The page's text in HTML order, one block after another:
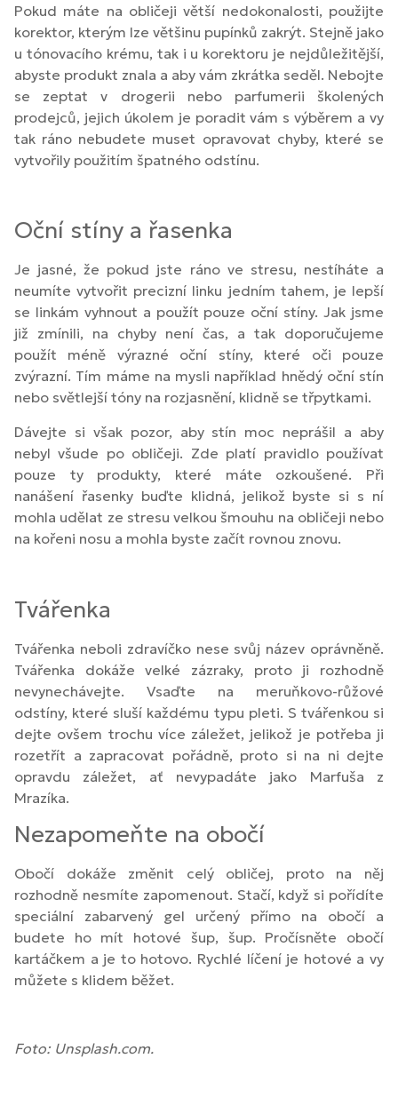
Pokud máte na obličeji větší nedokonalosti, použijte
korektor, kterým lze většinu pupínků zakrýt. Stejně jako
u tónovacího krému, tak i u korektoru je nejdůležitější,
abyste produkt znala a aby vám zkrátka seděl. Nebojte
se zeptat v drogerii nebo parfumerii školených
prodejců, jejich úkolem je poradit vám s výběrem a vy
tak ráno nebudete muset opravovat chyby, které se
vytvořily použitím špatného odstínu.
Oční stíny a řasenka
Je jasné, že pokud jste ráno ve stresu, nestíháte a
neumíte vytvořit precizní linku jedním tahem, je lepší
se linkám vyhnout a použít pouze oční stíny. Jak jsme
již zmínili, na chyby není čas, a tak doporučujeme
použít méně výrazné oční stíny, které oči pouze
zvýrazní. Tím máme na mysli například hnědý oční stín
nebo světlejší tóny na rozjasnění, klidně se třpytkami.
Dávejte si však pozor, aby stín moc neprášil a aby
nebyl všude po obličeji. Zde platí pravidlo používat
pouze ty produkty, které máte ozkoušené. Při
nanášení řasenky buďte klidná, jelikož byste si s ní
mohla udělat ze stresu velkou šmouhu na obličeji nebo
na kořeni nosu a mohla byste začít rovnou znovu.
Tvářenka
Tvářenka neboli zdravíčko nese svůj název oprávněně.
Tvářenka dokáže velké zázraky, proto ji rozhodně
nevynechávejte. Vsaďte na meruňkovo-růžové
odstíny, které sluší každému typu pleti. S tvářenkou si
dejte ovšem trochu více záležet, jelikož je potřeba ji
rozetřít a zapracovat pořádně, proto si na ni dejte
opravdu záležet, ať nevypadáte jako Marfuša z
Mrazíka.
Nezapomeňte na obočí
Obočí dokáže změnit celý obličej, proto na něj
rozhodně nesmíte zapomenout. Stačí, když si pořídíte
speciální zabarvený gel určený přímo na obočí a
budete ho mít hotové šup, šup. Pročísněte obočí
kartáčkem a je to hotovo. Rychlé líčení je hotové a vy
můžete s klidem běžet.
Foto: Unsplash.com.